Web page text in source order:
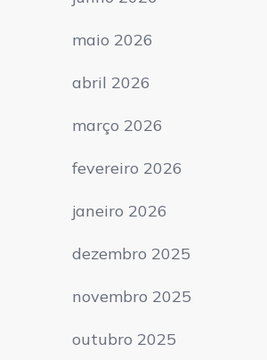
maio 2026
abril 2026
março 2026
fevereiro 2026
janeiro 2026
dezembro 2025
novembro 2025
outubro 2025